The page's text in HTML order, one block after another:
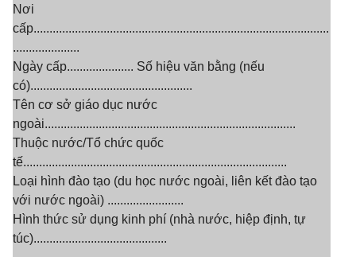
Nơi
cấp.............................................................................................
.....................
Ngày cấp..................... Số hiệu văn bằng (nếu
có)...................................................
Tên cơ sở giáo dục nước
ngoài...............................................................................
Thuộc nước/Tổ chức quốc
tế...................................................................................
Loại hình đào tạo (du học nước ngoài, liên kết đào tạo
với nước ngoài) ........................
Hình thức sử dụng kinh phí (nhà nước, hiệp định, tự
túc)..........................................